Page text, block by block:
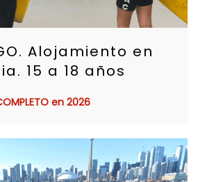
Alojamiento en
15 a 18 años
en 2026